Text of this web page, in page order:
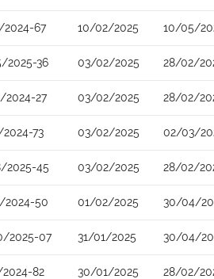
2024-67 10/02/2025 10/05/
2025-36 03/02/2025 28/02/
2024-27 03/02/2025 28/02/
73 03/02/2025 02/03/
2025-45 03/02/2025 28/02/
2024-50 01/02/2025 30/04/
2025-07 31/01/2025 30/04/
2024-82 30/01/2025 28/02/